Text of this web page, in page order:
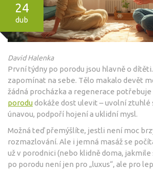
24
dub
David Halenka
První týdny po porodu jsou hlavně o
zapomínat na sebe. Tělo makalo devět
žádná procházka a regenerace potřebuje
porodudokáže dost ulevit – uvolní ztuhlé
únavou, podpoří hojení a uklidní mysl.
Možná teď přemýšlíte, jestli není moc
rozmazlování. Ale i jemná masáž se
už v porodnici (nebo klidně doma, jakmile
po porodu není jen pro „luxus“, ale pro